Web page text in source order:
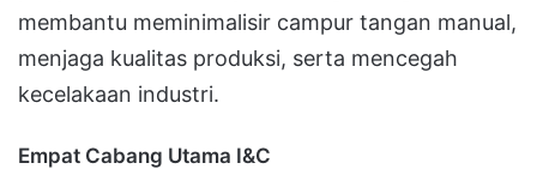
membantu meminimalisir campur tangan manual,
menjaga kualitas produksi, serta mencegah
kecelakaan industri.
Empat Cabang Utama I&C